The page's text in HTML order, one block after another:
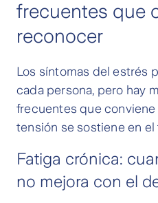
frecuentes que
reconocer
Los síntomas del estrés
cada persona, pero hay
frecuentes que
tensión se sostiene en el
Fatiga crónica:
no mejora con el